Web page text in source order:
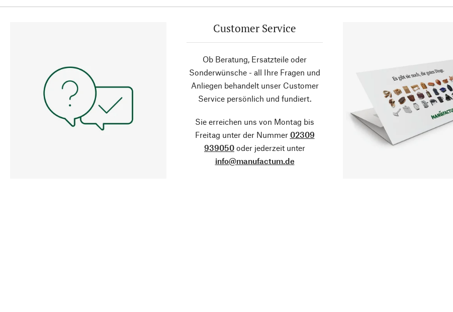
Customer Service
Ob Beratung, Ersatzteile oder
Sonderwünsche - all Ihre Fragen und
Anliegen behandelt unser Customer
Service persönlich und fundiert.
Sie erreichen uns von Montag bis
Freitag unter der Nummer 02309
939050 oder jederzeit unter
info@manufactum.de